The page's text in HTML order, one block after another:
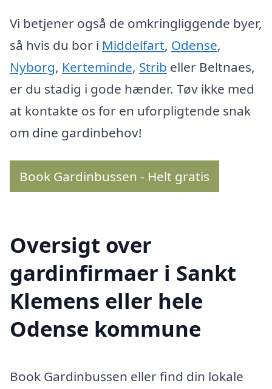
Vi betjener også de omkringliggende byer,
så hvis du bor i Middelfart, Odense,
Nyborg, Kerteminde, Strib eller Beltnaes,
er du stadig i gode hænder. Tøv ikke med
at kontakte os for en uforpligtende snak
om dine gardinbehov!
Book Gardinbussen - Helt gratis
Oversigt over
gardinfirmaer i Sankt
Klemens eller hele
Odense kommune
Book Gardinbussen eller find din lokale